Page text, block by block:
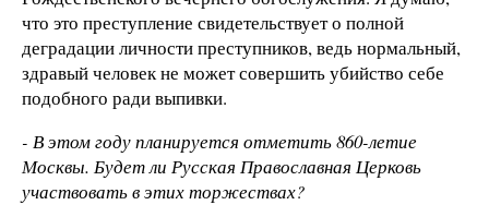
что это преступление свидетельствует о полной
деградации личности преступников, ведь нормальный,
здравый человек не может совершить убийство себе
подобного ради выпивки.
- В этом году планируется отметить 860-летие
Москвы. Будет ли Русская Православная Церковь
участвовать в этих торжествах?